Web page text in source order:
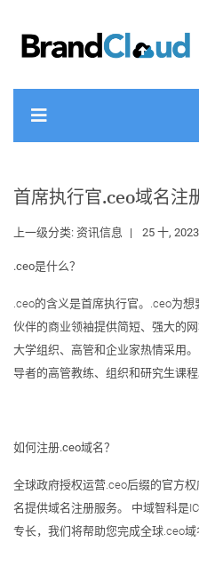
首席执行官.ceo域名注
上一级分类: 资讯信息 25 十, 2023
.ceo是什么？
.ceo的含义是首席执行官。.ceo为
伙伴的商业领袖提供简短、强大的网
大学组织、高管和企业家热情采用
导者的高管教练、组织和研究生课程
如何注册.ceo域名？
全球政府授权运营.ceo后缀的官方
名提供域名注册服务。 中域智科是
专长，我们将帮助您完成全球.ceo域